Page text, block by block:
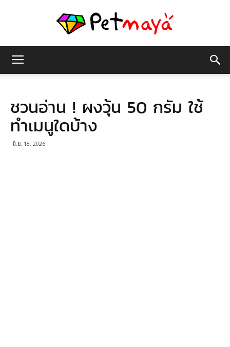
มายา
ชวนอ่าน ! ผงวุ้น 50 กรัม ใช้
ทำเมนูใดบ้าง
มิ.ย. 18, 2026